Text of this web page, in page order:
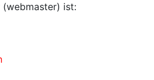
(webmaster) ist: